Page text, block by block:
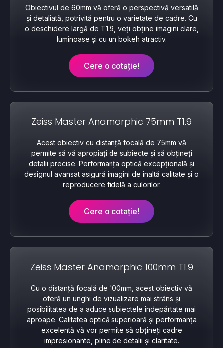
Obiectivul de 60mm vă oferă o perspectivă versatilă
și detaliată, potrivită pentru o varietate de cadre. Cu
o deschidere largă de T1.9, veți obține imagini clare,
luminoase și cu un bokeh atractiv.
Cere o cotație!
Zeiss Master Anamorphic 75mm T1.9
Acest obiectiv cu distanță focală de 75mm vă
permite să vă apropiați de subiecte și să obțineți
detalii precise. Performanța optică excepțională și
designul avansat asigură imagini de înaltă calitate și o
reproducere fidelă a culorilor.
Cere o cotație!
Zeiss Master Anamorphic 100mm T1.9
Cu o distanță focală de 100mm, acest obiectiv vă
oferă un unghi de vizualizare mai strâns și
posibilitatea de a aduce subiectele îndepărtate mai
aproape. Calitatea optică superioară și performanța
excelentă vă vor permite să obțineți cadre
impresionante, pline de detalii și claritate.